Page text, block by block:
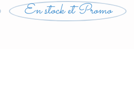
En stock et Promo